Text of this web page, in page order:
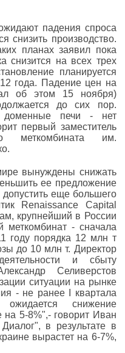
падения спроса
снизить производство.
планах заявил пока
снизится на всех трех
планируется
года. Падение цен на
об этом 15 ноября)
до сих пор.
доменные печи - нет
первый заместитель
меткомбината им.
вынуждены снижать
ее предложение
еще большего
Renaissance Capital
крупнейший в России
меткомбинат - сначала
году порядка 12 млн т
до 10 млн т. Директор
и сбыту
Селиверстов
ситуации на рынке
- не ранее I квартала
снижение
на 5-8%",- говорит Иван
в результате в
вырастет на 6-7%,